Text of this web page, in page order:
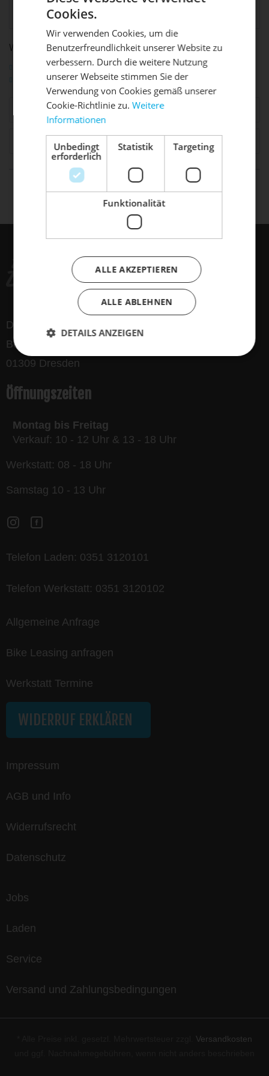
service@uvex-
WEITERFÜHRENDE LINKS ZU "TRUE CC HELM"
Fragen zum Artikel?
Weitere Artikel von Uvex
Ähnliche Artikel
Zubehör
X
DIE SONNE LACHT, DEIN
RAD ERWACHT
Mach dein Bike frühlingsfit - gönn
ihm den Service, den es verdient!
Dein Bike braucht Service, Wartung
oder ein Update?
Buche dir jetzt deinen Termin.
life is too short - to ride shit
bikes
Der Dynamo GmbH
Bergmannstraße 32
01309 Dresden
Öffnungszeiten
Montag bis Freitag
Verkauf: 10 - 12 Uhr & 13 - 18 Uhr
Werkstatt: 08 - 18 Uhr
Samstag 10 - 13 Uhr
Telefon Laden: 0351 3120101
Telefon Werkstatt: 0351 3120102
Allgemeine Anfrage
Bike Leasing anfragen
Werkstatt Termine
WIDERRUF ERKLÄREN
Impressum
AGB und Info
Widerrufsrecht
Datenschutz
Jobs
Laden
Service
Versand und Zahlungsbedingungen
Versandkosten
Cookies.
Wir verwenden Cookies, um die
Benutzerfreundlichkeit unserer Website zu
verbessern. Durch die weitere Nutzung
unserer Webseite stimmen Sie der
Verwendung von Cookies gemäß unserer
Cookie-Richtlinie zu.Weitere
Informationen
Unbedingt
erforderlich
Statistik Targeting
Funktionalität
ALLE AKZEPTIEREN
ALLE ABLEHNEN
DETAILS ANZEIGEN